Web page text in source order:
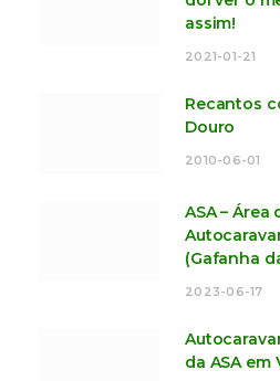
assim!
2021-01-21
Recantos
Douro
2010-06-01
ASA – Área
(Gafanha
2023-06-17
da ASA em